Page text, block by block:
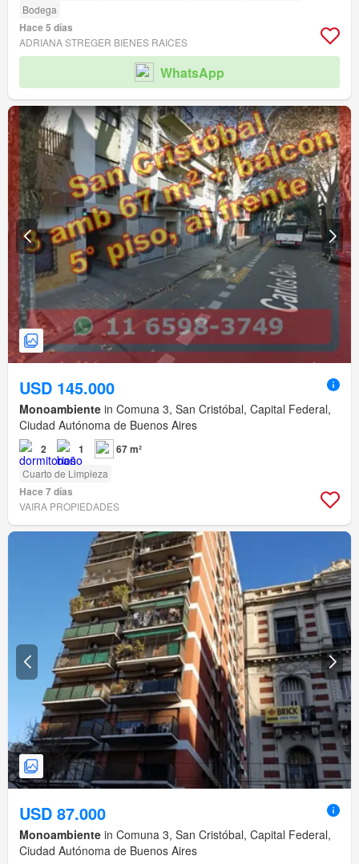
Bodega
Hace 5 días
ADRIANA STREGER BIENES RAICES
WhatsApp
USD 145.000
Monoambiente in Comuna 3, San Cristóbal, Capital Federal,
Ciudad Autónoma de Buenos Aires
2 1 67 m²
Cuarto de Limpieza
Hace 7 días
VAIRA PROPIEDADES
USD 87.000
Monoambiente in Comuna 3, San Cristóbal, Capital Federal,
Ciudad Autónoma de Buenos Aires